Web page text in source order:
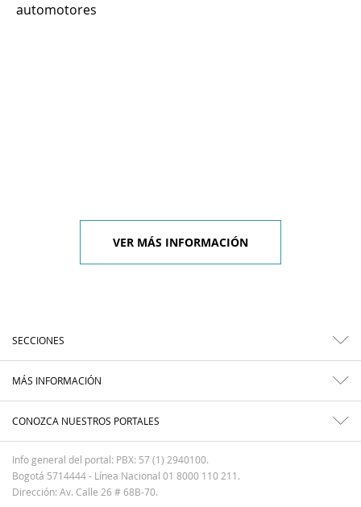
automotores
VER MÁS INFORMACIÓN
SECCIONES
MÁS INFORMACIÓN
CONOZCA NUESTROS PORTALES
Info general del portal: PBX: 57 (1) 2940100.
Bogotá 5714444 - Línea Nacional 01 8000 110 211.
Dirección: Av. Calle 26 # 68B-70.